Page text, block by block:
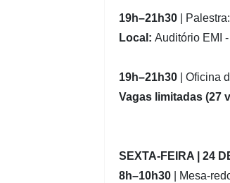
19h–21h30
|
Local: Auditório EMI
19h–21h30 | Oficina
Vagas limitadas (27
SEXTA-FEIRA | 24
8h–10h30
| Mesa-